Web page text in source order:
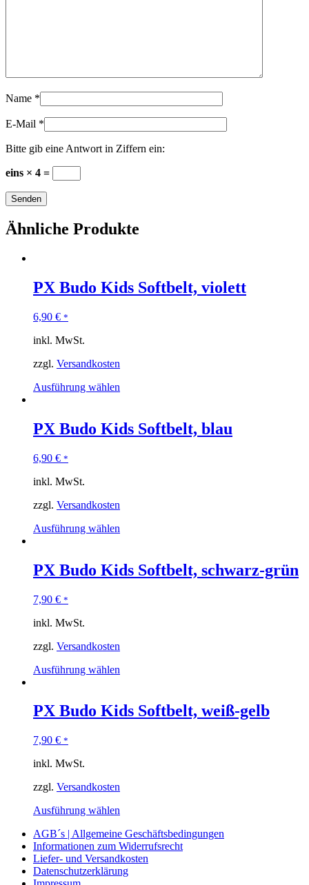
Name *
E-Mail *
Bitte gib eine Antwort in Ziffern ein:
eins × 4 =
Ähnliche Produkte
PX Budo Kids Softbelt, violett
6,90 € *
inkl. MwSt.
zzgl. Versandkosten
Ausführung wählen
PX Budo Kids Softbelt, blau
6,90 € *
inkl. MwSt.
zzgl. Versandkosten
Ausführung wählen
PX Budo Kids Softbelt, schwarz-grün
7,90 € *
inkl. MwSt.
zzgl. Versandkosten
Ausführung wählen
PX Budo Kids Softbelt, weiß-gelb
7,90 € *
inkl. MwSt.
zzgl. Versandkosten
Ausführung wählen
AGB´s | Allgemeine Geschäftsbedingungen
Informationen zum Widerrufsrecht
Liefer- und Versandkosten
Datenschutzerklärung